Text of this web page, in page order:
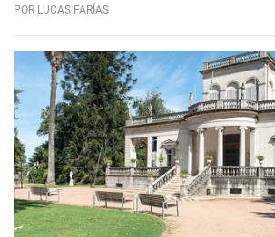
POR LUCAS FARÍAS